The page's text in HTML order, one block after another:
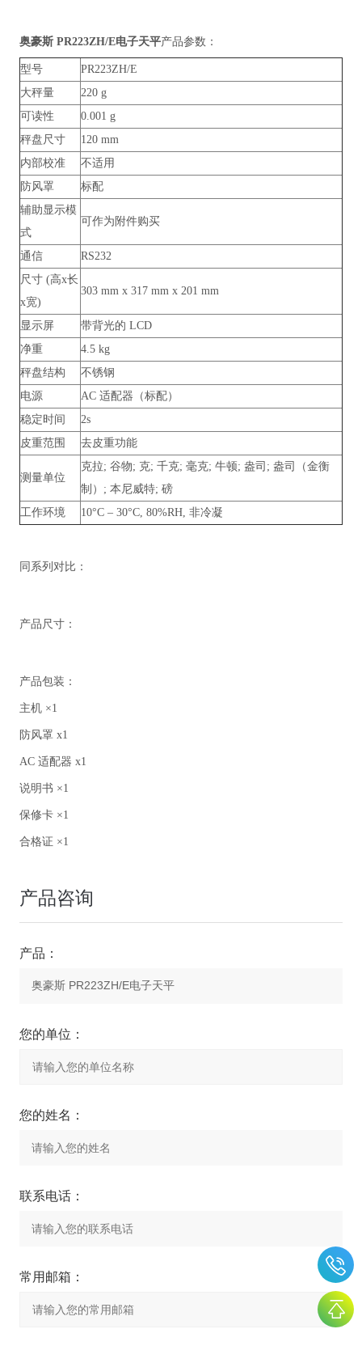
奥豪斯 PR223ZH/E电子天平产品参数：
型号
PR223ZH/E
大秤量
220 g
可读性
0.001 g
秤盘尺寸
120 mm
内部校准
不适用
防风罩
标配
辅助显示模
式
可作为附件购买
通信
RS232
尺寸 (高x长
x宽)
303 mm x 317 mm x 201 mm
显示屏
带背光的 LCD
净重
4.5 kg
秤盘结构
不锈钢
电源
AC 适配器（标配）
稳定时间
2s
皮重范围
去皮重功能
测量单位
克拉; 谷物; 克; 千克; 毫克; 牛顿; 盎司; 盎司（金衡
制）; 本尼威特; 磅
工作环境
10°C – 30°C, 80%RH, 非冷凝
同系列对比：
产品尺寸：
产品包装：
主机 ×1
防风罩 x1
AC 适配器 x1
说明书 ×1
保修卡 ×1
合格证 ×1
产品咨询
产品：
您的单位：
您的姓名：
联系电话：
常用邮箱：